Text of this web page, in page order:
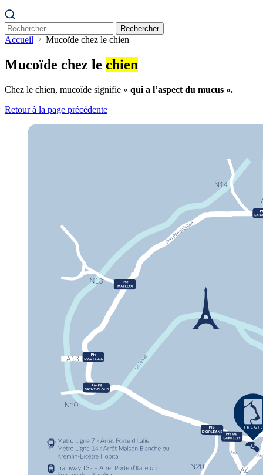
Rechercher
Accueil Mucoïde chez le chien
Mucoïde chez le chien
Chez le chien, mucoïde signifie « qui a l’aspect du mucus ».
Retour à la page précédente